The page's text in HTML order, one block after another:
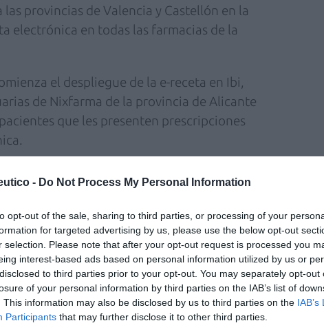
- Do Not Process My Personal Information
opt-out of the sale, sharing to third parties, or processing of your
for targeted advertising by us, please use the below opt-out
selection. Please note that after your opt-out request is processed you
interest-based ads based on personal information utilized by us or
to third parties prior to your opt-out. You may separately opt-out
of your personal information by third parties on the IAB’s list of
This information may also be disclosed by us to third parties on the IAB’s
Participants that may further disclose it to other third parties.
provincias de Valencia y Castellón en la
electrónica en todas las farmacias de la
el despliegue de la e-receta en Ibi,
de Nixfarma de la provincia de Alicante
que les presenten prescripciones
Alicante tienen el soporte continuo de la
Nixfarma para las provincias de
preferida de Google
de actualidad.
ACTIVAR AHORA